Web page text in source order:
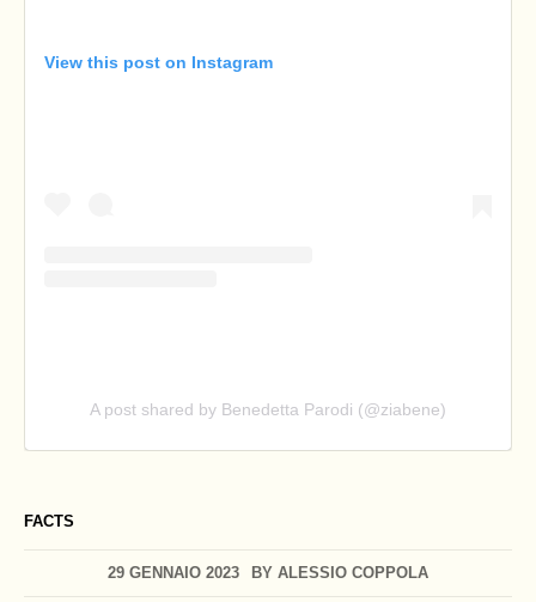
FACTS
29 GENNAIO 2023 BY ALESSIO COPPOLA
View this post on Instagram
A post shared by Benedetta Parodi (@ziabene)